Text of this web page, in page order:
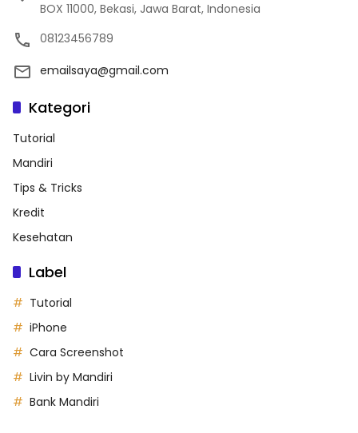
BOX 11000, Bekasi, Jawa Barat, Indonesia
08123456789
emailsaya@gmail.com
Kategori
Tutorial
Mandiri
Tips & Tricks
Kredit
Kesehatan
Label
Tutorial
iPhone
Cara Screenshot
Livin by Mandiri
Bank Mandiri